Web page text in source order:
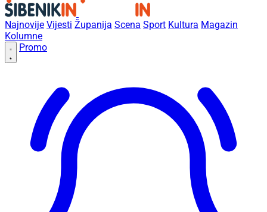
Najnovije Vijesti Županija Scena Sport Kultura Magazin
Kolumne
Promo